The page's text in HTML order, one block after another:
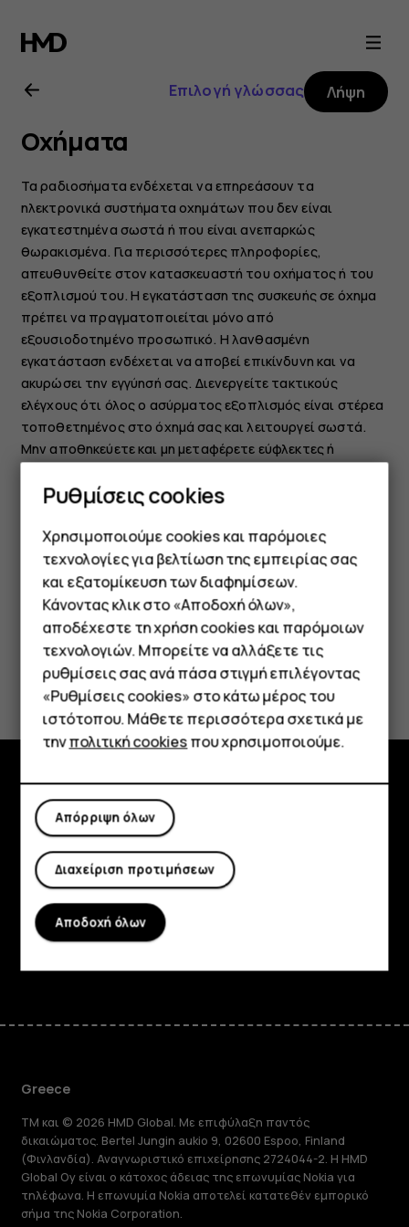
Οδηγίες
χρήσης
Nokia
6
Smartphone
Τηλέφωνα απλής χρήσης
Tablet
Επιλογή γλώσσας Λήψη
Οχήματα
Τα ραδιοσήματα ενδέχεται να επηρεάσουν τα
ηλεκτρονικά συστήματα οχημάτων που δεν είναι
εγκατεστημένα σωστά ή που είναι ανεπαρκώς
θωρακισμένα. Για περισσότερες πληροφορίες,
απευθυνθείτε στον κατασκευαστή του οχήματος ή του
εξοπλισμού του. Η εγκατάσταση της συσκευής σε όχημα
πρέπει να πραγματοποιείται μόνο από
εξουσιοδοτημένο προσωπικό. Η λανθασμένη
εγκατάσταση ενδέχεται να αποβεί επικίνδυνη και να
ακυρώσει την εγγύησή σας. Διενεργείτε τακτικούς
ελέγχους ότι όλος ο ασύρματος εξοπλισμός είναι στέρεα
τοποθετημένος στο όχημά σας και λειτουργεί σωστά.
Μην αποθηκεύετε και μη μεταφέρετε εύφλεκτες ή
της ή τα εξαρτήματά της. Μην τοποθετείτε τη συσκευή
σας ή εξαρτήματά της στον χώρο που καταλαμβάνει ο
αερόσακος όταν διογκώνεται.
Το βρήκατε χρήσιμο;
Ναι Όχι
Εξερευνήστε
Πληροφορίες
Planet and people
Υποστήριξη
Greece
TM και © 2026 HMD Global. Με επιφύλαξη παντός
δικαιώματος. Bertel Jungin aukio 9, 02600 Espoo, Finland
(Φινλανδία). Αναγνωριστικό επιχείρησης 2724044-2. Η HMD
Global Oy είναι ο κάτοχος άδειας της επωνυμίας Nokia για
τηλέφωνα. Η επωνυμία Nokia αποτελεί κατατεθέν εμπορικό
σήμα της Nokia Corporation.
Ρυθμίσεις cookies
Χρησιμοποιούμε cookies και παρόμοιες
τεχνολογίες για βελτίωση της εμπειρίας σας
και εξατομίκευση των διαφημίσεων.
Κάνοντας κλικ στο «Αποδοχή όλων»,
αποδέχεστε τη χρήση cookies και παρόμοιων
τεχνολογιών. Μπορείτε να αλλάξετε τις
ρυθμίσεις σας ανά πάσα στιγμή επιλέγοντας
«Ρυθμίσεις cookies» στο κάτω μέρος του
ιστότοπου. Μάθετε περισσότερα σχετικά με
τηνπολιτική cookiesπου χρησιμοποιούμε.
Απόρριψη όλων
Διαχείριση προτιμήσεων
Αποδοχή όλων